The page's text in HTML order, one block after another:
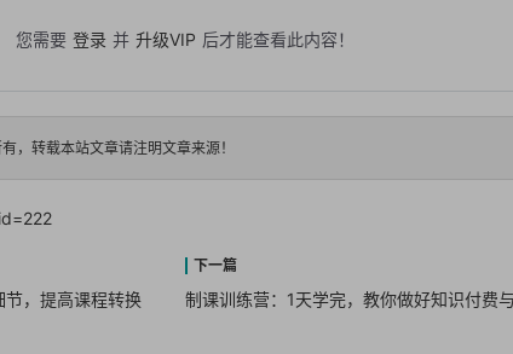
您需要 登录 并 升级VIP 后才能查看此内容！
，转载本站文章请注明文章来源！
，提高课程转换 制课训练营：1天学完，教你做好知识付费